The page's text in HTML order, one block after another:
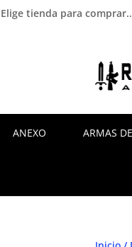
Elige tienda para
ANEXO ARMAS